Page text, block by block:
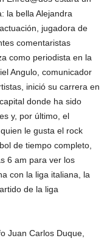
la bella Alejandra
jugadora de
comentaristas
como periodista en la
Angulo, comunicador
inició su carrera en
donde ha sido
y, por último, el
le gusta el rock
de tiempo completo,
6 am para ver los
con la liga italiana, la
de la liga
Juan Carlos Duque,